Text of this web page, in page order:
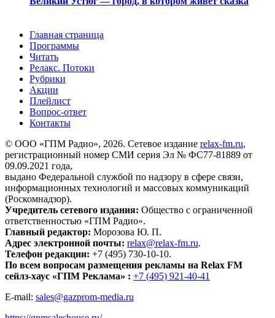
Главная страница
Программы
Читать
Релакс. Потоки
Рубрики
Акции
Плейлист
Вопрос-ответ
Контакты
© ООО «ГПМ Радио», 2026. Сетевое издание relax-fm.ru,
регистрационный номер СМИ серия Эл № ФС77-81889 от
09.09.2021 года,
выдано Федеральной службой по надзору в сфере связи,
информационных технологий и массовых коммуникаций
(Роскомнадзор).
Учредитель сетевого издания: Общество с ограниченной
ответственностью «ГПМ Радио».
Главный редактор: Морозова Ю. П.
Адрес электронной почты: relax@relax-fm.ru.
Телефон редакции: +7 (495) 730-10-10.
По всем вопросам размещения рекламы на Relax FM
сейлз-хаус «ГПМ Реклама» : +7 (495) 921-40-41
E-mail: sales@gazprom-media.ru